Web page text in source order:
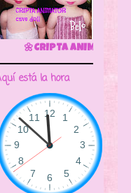
CAVE DOLL
está la hora